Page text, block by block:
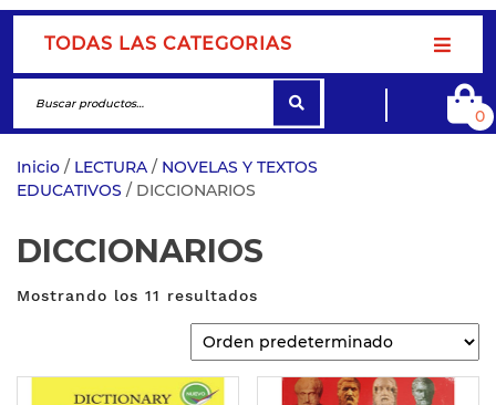
TODAS LAS CATEGORIAS
0
Inicio / LECTURA / NOVELAS Y TEXTOS
EDUCATIVOS / DICCIONARIOS
DICCIONARIOS
Mostrando los 11 resultados